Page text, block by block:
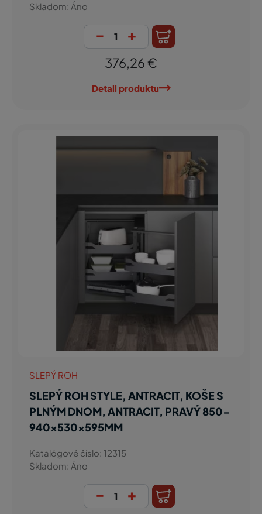
Skladom: Áno
- +
376,26 €
Detail produktu
SLEPÝ ROH
SLEPÝ ROH STYLE, ANTRACIT, KOŠE S
PLNÝM DNOM, ANTRACIT, PRAVÝ 850-
940x530x595MM
Katalógové číslo: 12315
Skladom: Áno
- +